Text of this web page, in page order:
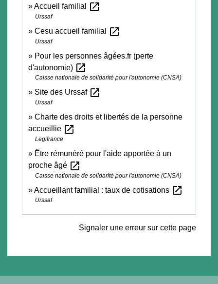
Accueil familial open_in_new
Urssaf
Cesu accueil familial open_in_new
Urssaf
Pour les personnes âgées.fr (perte
d'autonomie) open_in_new
Caisse nationale de solidarité pour l'autonomie (CNSA)
Site des Urssaf open_in_new
Urssaf
Charte des droits et libertés de la personne
accueillie open_in_new
Legifrance
Être rémunéré pour l'aide apportée à un
proche âgé open_in_new
Caisse nationale de solidarité pour l'autonomie (CNSA)
Accueillant familial : taux de cotisations open_in_new
Urssaf
Signaler une erreur sur cette page